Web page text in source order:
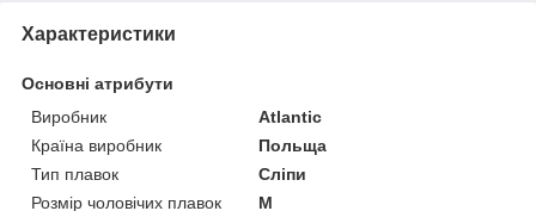
Характеристики
Основні атрибути
Виробник
Atlantic
Країна виробник
Польща
Тип плавок
Сліпи
Розмір чоловічих плавок
M